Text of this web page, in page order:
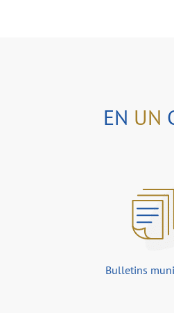
EN UN
Bulletins